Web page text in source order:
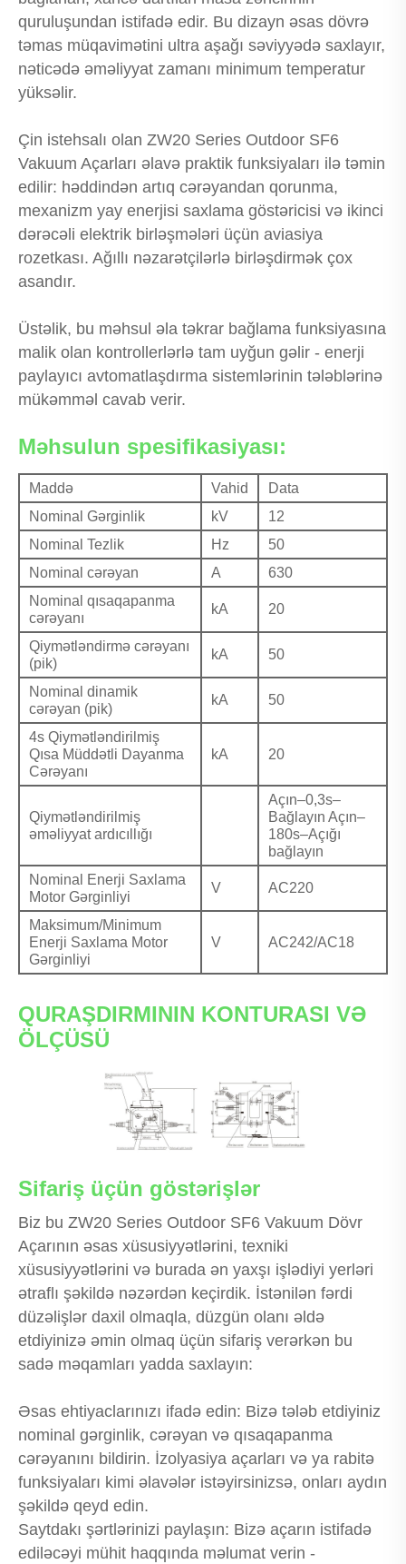
quruluşundan istifadə edir. Bu dizayn əsas dövrə
təmas müqavimətini ultra aşağı səviyyədə saxlayır,
nəticədə əməliyyat zamanı minimum temperatur
yüksəlir.
Çin istehsalı olan ZW20 Series Outdoor SF6
Vakuum Açarları əlavə praktik funksiyaları ilə təmin
edilir: həddindən artıq cərəyandan qorunma,
mexanizm yay enerjisi saxlama göstəricisi və ikinci
dərəcəli elektrik birləşmələri üçün aviasiya
rozetkası. Ağıllı nəzarətçilərlə birləşdirmək çox
asandır.
Üstəlik, bu məhsul əla təkrar bağlama funksiyasına
malik olan kontrollerlərlə tam uyğun gəlir - enerji
paylayıcı avtomatlaşdırma sistemlərinin tələblərinə
mükəmməl cavab verir.
Məhsulun spesifikasiyası:
Maddə Vahid
Data
Nominal Gərginlik
kV
12
Nominal Tezlik
Hz
50
Nominal cərəyan
A
630
Nominal qısaqapanma
cərəyanı
kA 20
Qiymətləndirmə cərəyanı
(pik)
kA 50
Nominal dinamik
cərəyan (pik)
kA 50
4s Qiymətləndirilmiş
Qısa Müddətli Dayanma
Cərəyanı
kA 20
Qiymətləndirilmiş
əməliyyat ardıcıllığı
Açın–0,3s–
Bağlayın Açın–
180s–Açığı
bağlayın
Nominal Enerji Saxlama
Motor Gərginliyi
V AC220
Maksimum/Minimum
Enerji Saxlama Motor
Gərginliyi
V AC242/AC18
QURAŞDIRMININ KONTURASI VƏ
ÖLÇÜSÜ
Sifariş üçün göstərişlər
Biz bu ZW20 Series Outdoor SF6 Vakuum Dövr
Açarının əsas xüsusiyyətlərini, texniki
xüsusiyyətlərini və burada ən yaxşı işlədiyi yerləri
ətraflı şəkildə nəzərdən keçirdik. İstənilən fərdi
düzəlişlər daxil olmaqla, düzgün olanı əldə
etdiyinizə əmin olmaq üçün sifariş verərkən bu
sadə məqamları yadda saxlayın:
Əsas ehtiyaclarınızı ifadə edin: Bizə tələb etdiyiniz
nominal gərginlik, cərəyan və qısaqapanma
cərəyanını bildirin. İzolyasiya açarları və ya rabitə
funksiyaları kimi əlavələr istəyirsinizsə, onları aydın
şəkildə qeyd edin.
Saytdakı şərtlərinizi paylaşın: Bizə açarın istifadə
ediləcəyi mühit haqqında məlumat verin -